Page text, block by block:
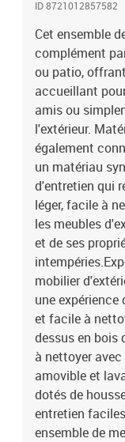
coussins de siège
et un entretien
meubles d'extérieur a
complètement
créer un agencement
savoir :Pour que vos
recommandons de
kgRésistance aux
requis : ouiSiège
acier enduit de
H)Dimension du
du sol : 37 cmSiège
tressée, acier enduit
H)Dimension du
du sol : 37 cmTable
tressée, acier enduit
l'huileDimensions :
blanc crèmeMatériau
polyester)Matériau
mousseMatériau de
cotonDimensions du
é)Dimensions du
livraison contient :1
canapé central14 x
housse amovible et
ID 8721012857582
Cet ensemble
complément
ou patio,
accueillant
amis ou
l'extérieur.
également
un matériau
d'entretien qui
léger, facile à
les meubles
et de ses
mobilier
une
et facile à
dessus en bois
à nettoyer
amovible et
dotés de
entretien
ensemble de